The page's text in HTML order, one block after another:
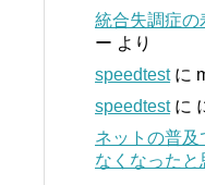
統合失調症の
ー より
speedtestに
speedtestに
ネットの普
なくなったと